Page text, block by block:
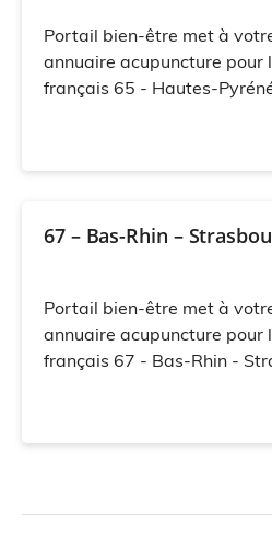
Portail bien-être met à
annuaire acupuncture pour
français 65 - Hautes-
67 – Bas-Rhin –
Portail bien-être met à
annuaire acupuncture pour
français 67 - Bas-Rhin -